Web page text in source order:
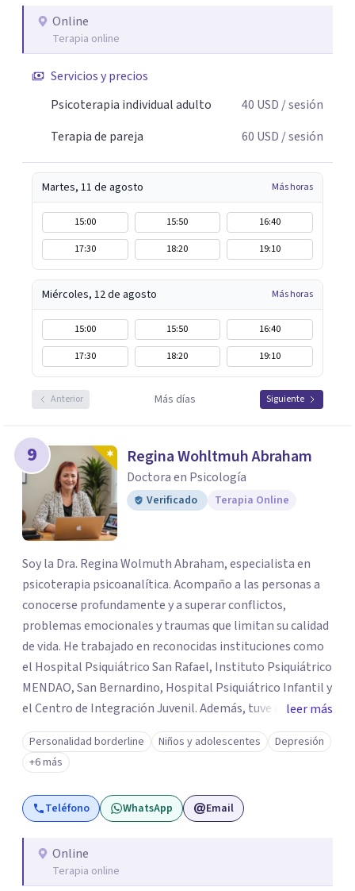
Online
Terapia online
Servicios y precios
Psicoterapia individual adulto
40 USD / sesión
Terapia de pareja
60 USD / sesión
Martes, 11 de agosto Más horas
15:00 15:50
16:40
17:30
18:20 19:10
Miércoles, 12 de agosto Más horas
15:00 15:50
16:40
17:30
18:20 19:10
Anterior Más días Siguiente
9 Regina Wohltmuh Abraham
Doctora en Psicología
Verificado Terapia Online
Soy la Dra. Regina Wolmuth Abraham, especialista en
psicoterapia psicoanalítica. Acompaño a las personas a
conocerse profundamente y a superar conflictos,
problemas emocionales y traumas que limitan su calidad
de vida. He trabajado en reconocidas instituciones como
el Hospital Psiquiátrico San Rafael, Instituto Psiquiátrico
MENDAO, San Bernardino, Hospital Psiquiátrico Infantil y
el Centro de Integración Juvenil. Además, tuve el
privilegio de colaborar en comunidades como Olivar del
Conde y Xochimilco, lo que me permitió conocer diversas
realidades y necesidades.
leer más
Personalidad borderline Niños y adolescentes
Depresión
+6 más
Teléfono WhatsApp Email
Online
Terapia online